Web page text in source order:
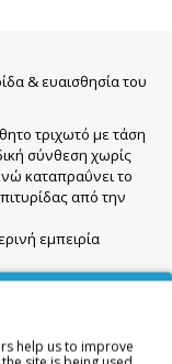
& ευαισθησία του
τριχωτό με τάση
σύνθεση χωρίς
καταπραΰνει το
από την
εμπειρία
και να
3 λεπτά. Ξεπλύνετε
help us to improve